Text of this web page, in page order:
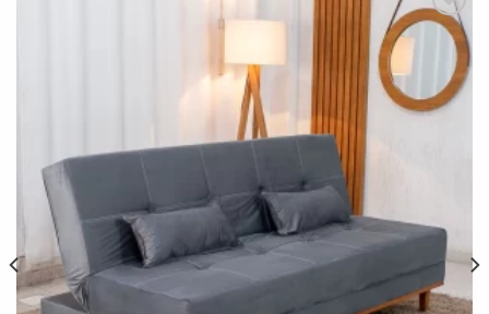
Adicionar
à lista de
desejos"